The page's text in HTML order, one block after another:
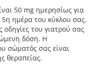
50 mg ημερησίως για
ημέρα του κύκλου σας.
οδηγίες του γιατρού σας
δόση. Η
σώματός σας είναι
θεραπείας.